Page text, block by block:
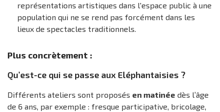
représentations artistiques dans l'espace public à une
population qui ne se rend pas forcément dans les
lieux de spectacles traditionnels.
Plus concrètement :
Qu’est-ce qui se passe aux Eléphantaisies ?
Différents ateliers sont proposés en matinée dès l’âge
de 6 ans, par exemple : fresque participative, bricolage,